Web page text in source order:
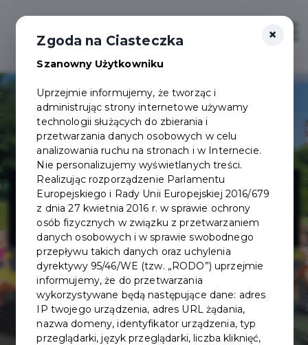
Akademia
Uśmiechu
×
Zgoda na Ciasteczka
Szanowny Użytkowniku
Uprzejmie informujemy, że tworząc i
administrując strony internetowe używamy
technologii służących do zbierania i
przetwarzania danych osobowych w celu
analizowania ruchu na stronach i w Internecie.
Nie personalizujemy wyświetlanych treści.
Realizując rozporządzenie Parlamentu
Europejskiego i Rady Unii Europejskiej 2016/679
z dnia 27 kwietnia 2016 r. w sprawie ochrony
osób fizycznych w związku z przetwarzaniem
danych osobowych i w sprawie swobodnego
przepływu takich danych oraz uchylenia
dyrektywy 95/46/WE (tzw. „RODO”) uprzejmie
informujemy, że do przetwarzania
wykorzystywane będą następujące dane: adres
IP twojego urządzenia, adres URL żądania,
nazwa domeny, identyfikator urządzenia, typ
przeglądarki, język przeglądarki, liczba kliknięć,